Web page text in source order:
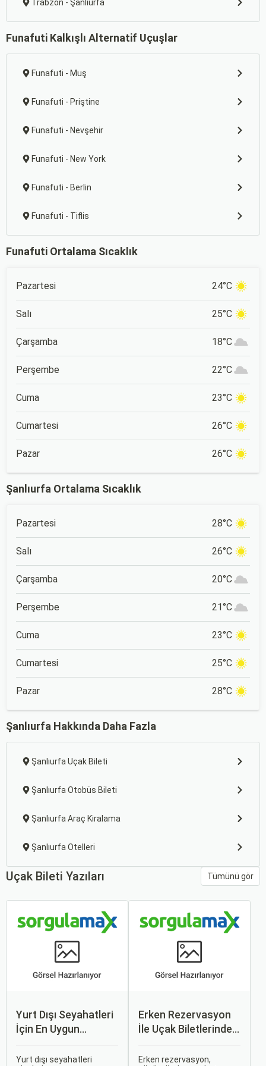
Trabzon - Şanlıurfa
Funafuti Kalkışlı Alternatif Uçuşlar
Funafuti - Muş
Funafuti - Priştine
Funafuti - Nevşehir
Funafuti - New York
Funafuti - Berlin
Funafuti - Tiflis
Funafuti Ortalama Sıcaklık
Pazartesi 24°C
Salı 25°C
Çarşamba 18°C
Perşembe 22°C
Cuma 23°C
Cumartesi 26°C
Pazar 26°C
Şanlıurfa Ortalama Sıcaklık
Pazartesi 28°C
Salı 26°C
Çarşamba 20°C
Perşembe 21°C
Cuma 23°C
Cumartesi 25°C
Pazar 28°C
Şanlıurfa Hakkında Daha Fazla
Şanlıurfa Uçak Bileti
Şanlıurfa Otobüs Bileti
Şanlıurfa Araç Kiralama
Şanlıurfa Otelleri
Uçak Bileti Yazıları Tümünü gör
Yurt Dışı Seyahatleri
İçin En Uygun
Yurt dışı seyahatleri
Erken Rezervasyon
İle Uçak Biletlerinde
İndirimler: Nasıl
Erken rezervasyon,